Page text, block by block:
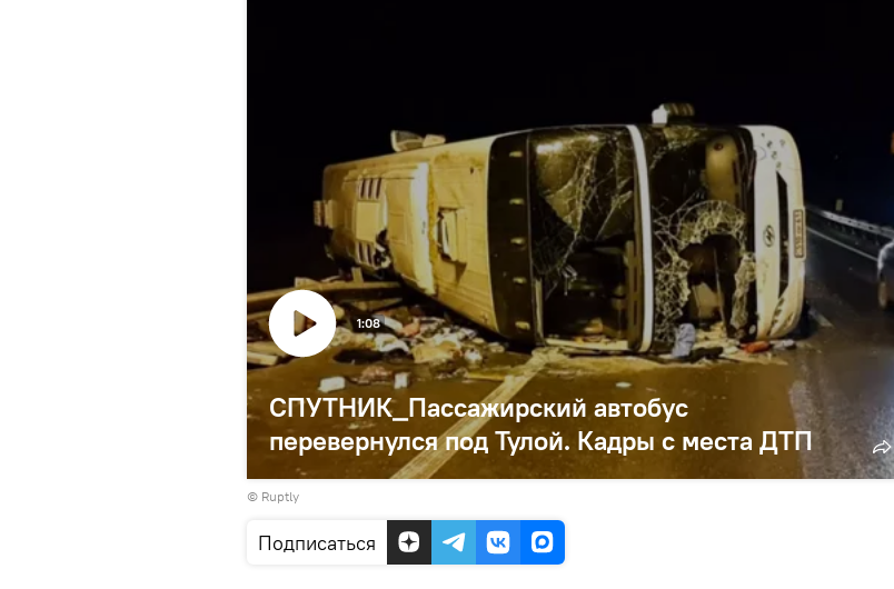
СПУТНИК_Пассажирский автобус
перевернулся под Тулой. Кадры с места ДТП
1:08
© Ruptly
Подписаться